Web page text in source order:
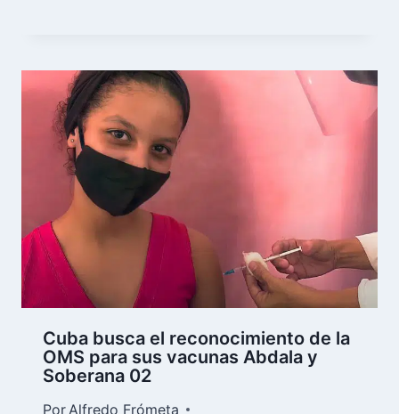
Cuba busca el reconocimiento de la
OMS para sus vacunas Abdala y
Soberana 02
Por Alfredo Frómeta